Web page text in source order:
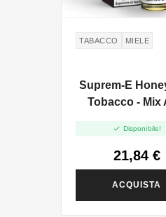
TABACCO MIELE
Suprem-E
Tobacco - Mix
 Disponibile!
21,84 €
ACQUISTA